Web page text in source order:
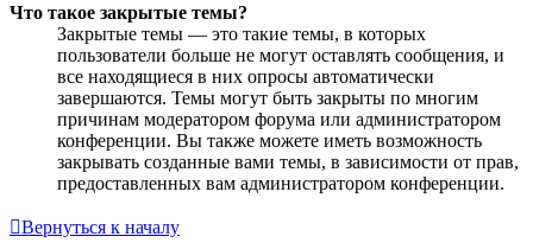
Что такое закрытые темы?
Закрытые темы — это такие темы, в которых
пользователи больше не могут оставлять сообщения, и
все находящиеся в них опросы автоматически
завершаются. Темы могут быть закрыты по многим
причинам модератором форума или администратором
конференции. Вы также можете иметь возможность
закрывать созданные вами темы, в зависимости от прав,
предоставленных вам администратором конференции.
Вернуться к началу